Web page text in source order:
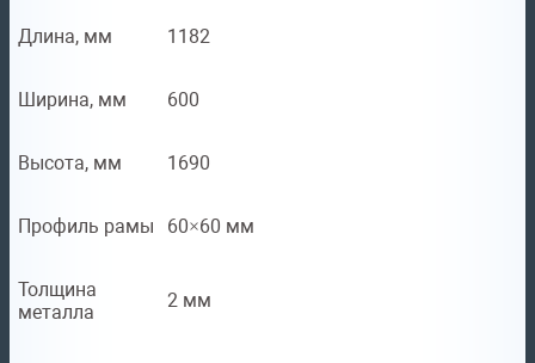
Длина, мм 1182
Ширина, мм 600
Высота, мм 1690
Профиль рамы 60×60 мм
Толщина
металла
2 мм